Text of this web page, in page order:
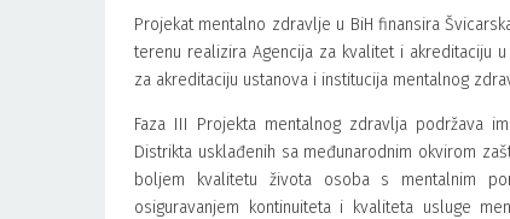
Projekat mentalno zdravlje u BiH finansira
terenu realizira Agencija za kvalitet i akreditaciju
za akreditaciju ustanova i institucija mentalnog
Faza III Projekta mentalnog zdravlja podržava
Distrikta usklađenih sa međunarodnim okvirom
boljem kvalitetu života osoba s mentalnim
osiguravanjem kontinuiteta i kvaliteta usluge